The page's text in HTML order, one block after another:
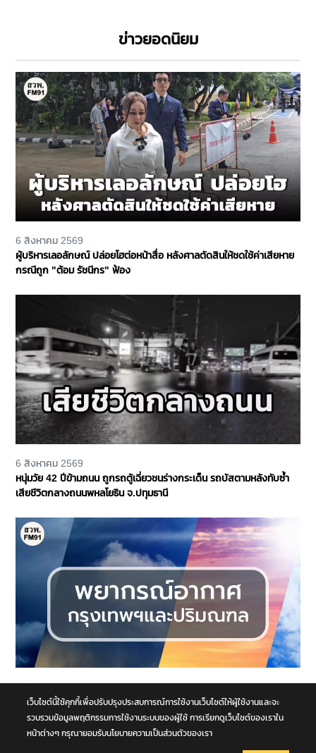
ข่าวยอดนิยม
6 สิงหาคม 2569
ผู้บริหารเลอลักษณ์ ปล่อยโฮต่อหน้าสื่อ หลังศาลตัดสินให้ชดใช้ค่าเสียหาย
กรณีถูก "ต้อม รัชนีกร" ฟ้อง
6 สิงหาคม 2569
หนุ่มวัย 42 ปีข้ามถนน ถูกรถตู้เฉี่ยวชนร่างกระเด็น รถบัสตามหลังทับซ้ำ
เสียชีวิตกลางถนนพหลโยธิน จ.ปทุมธานี
6 สิงหาคม 2569
พยากรณ์อากาศประจำวันที่ 6 สิงหาคม 2569 กรุงเทพและปริมณฑล มีฝน
ฟ้าคะนอง ร้อยละ 70 ของพื้นที่
เว็บไซต์นี้ใช้คุกกี้เพื่อปรับปรุงประสบการณ์การใช้งานเว็บไซต์ให้ผู้ใช้งานและจะ
รวบรวมข้อมูลพฤติกรรมการใช้งานระบบของผู้ใช้ การเรียกดูเว็บไซต์ของเราใน
หน้าต่างๆ กรุณายอมรับนโยบายความเป็นส่วนตัวของเรา